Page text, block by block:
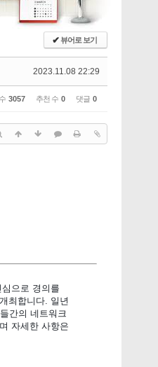
✔뷰어로 보기
2023.11.08 22:29
3057 추천 수 0 댓글 0
으로 경의를
최합니다. 일년
간의 네트워크
자세한 사항은